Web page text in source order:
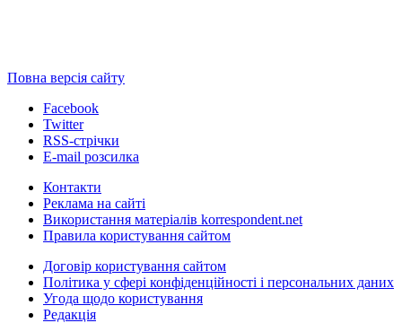
Повна версія сайту
Facebook
Twitter
RSS-стрічки
E-mail розсилка
Контакти
Реклама на сайті
Використання матеріалів korrespondent.net
Правила користування сайтом
Договір користування сайтом
Політика у сфері конфіденційності і персональних даних
Угода щодо користування
Редакція